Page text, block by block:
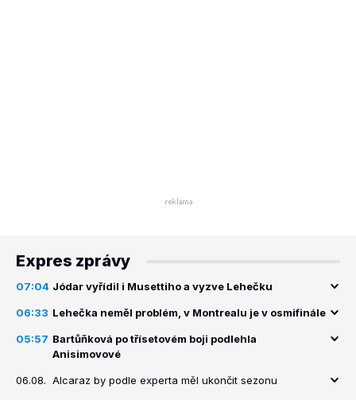
Expres zprávy
07:04 Jódar vyřídil i Musettiho a vyzve Lehečku
06:33 Lehečka neměl problém, v Montrealu je v osmifinále
05:57 Bartůňková po třísetovém boji podlehla
Anisimovové
06.08. Alcaraz by podle experta měl ukončit sezonu